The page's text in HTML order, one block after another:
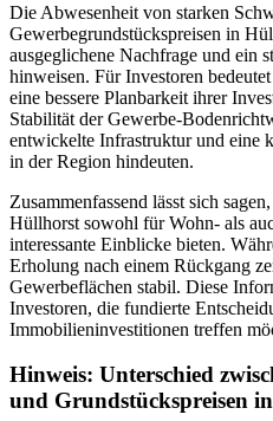
Die Abwesenheit von starken
Gewerbegrundstückspreisen in
ausgeglichene Nachfrage und ein
hinweisen. Für Investoren
eine bessere Planbarkeit ihrer
Stabilität der Gewerbe-
entwickelte Infrastruktur und eine
in der Region hindeuten.
Zusammenfassend lässt sich
Hüllhorst sowohl für Wohn- als
interessante Einblicke bieten.
Erholung nach einem Rückgang
Gewerbeflächen stabil. Diese
Investoren, die fundierte
Immobilieninvestitionen treffen
Hinweis: Unterschied
und Grundstückspreisen